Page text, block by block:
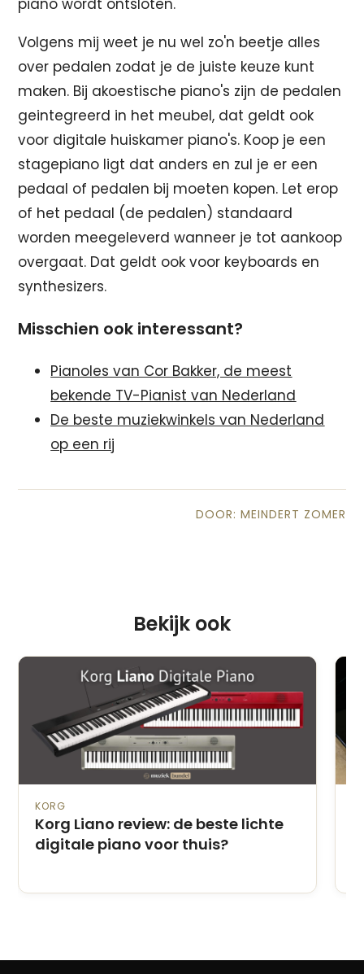
Volgens mij weet je nu wel zo'n beetje alles
over pedalen zodat je de juiste keuze kunt
maken. Bij akoestische piano's zijn de pedalen
geintegreerd in het meubel, dat geldt ook
voor digitale huiskamer piano's. Koop je een
stagepiano ligt dat anders en zul je er een
pedaal of pedalen bij moeten kopen. Let erop
of het pedaal (de pedalen) standaard
worden meegeleverd wanneer je tot aankoop
overgaat. Dat geldt ook voor keyboards en
synthesizers.
Misschien ook interessant?
Pianoles van Cor Bakker, de meest
bekende TV-Pianist van Nederland
De beste muziekwinkels van Nederland
op een rij
DOOR: MEINDERT ZOMER
Bekijk ook
KORG
Korg Liano review: de beste lichte
digitale piano voor thuis?